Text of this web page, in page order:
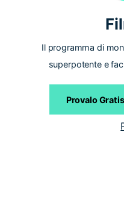
Il programma di
superpotente e
Provalo Gratis